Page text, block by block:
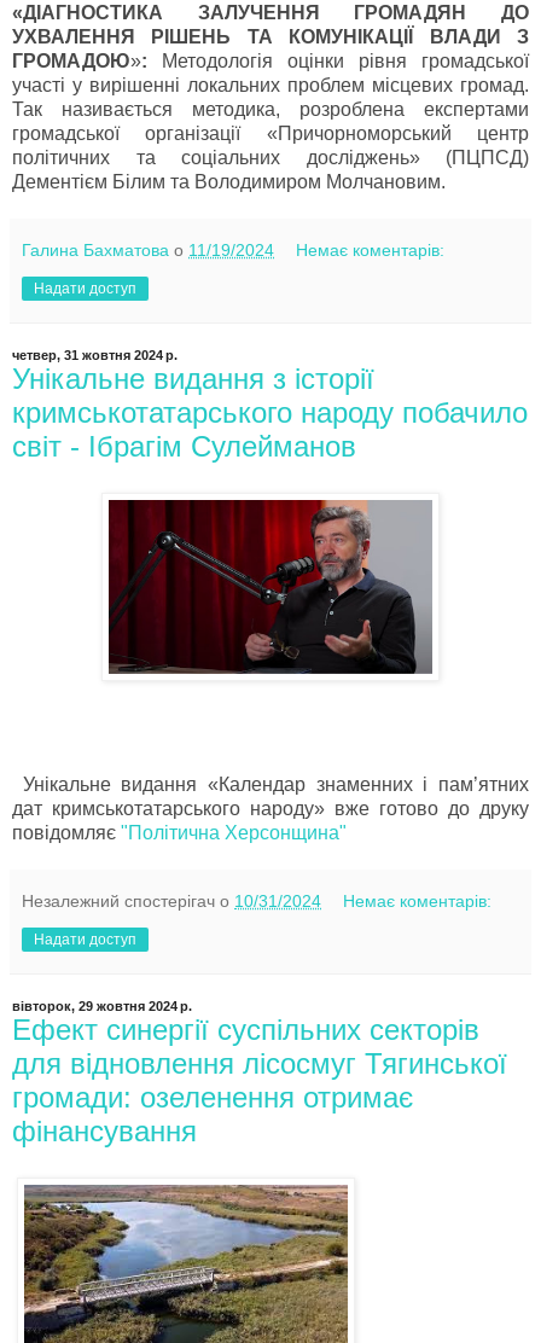
«ДІАГНОСТИКА ЗАЛУЧЕННЯ ГРОМАДЯН ДО
УХВАЛЕННЯ РІШЕНЬ ТА КОМУНІКАЦІЇ ВЛАДИ З
ГРОМАДОЮ»: Методологія оцінки рівня громадської
участі у вирішенні локальних проблем місцевих громад.
Так називається методика, розроблена експертами
громадської організації «Причорноморський центр
політичних та соціальних досліджень» (ПЦПСД)
Дементієм Білим та Володимиром Молчановим.
Галина Бахматова о 11/19/2024 Немає коментарів:
Надати доступ
четвер, 31 жовтня 2024 р.
Унікальне видання з історії
кримськотатарського народу побачило
світ - Ібрагім Сулейманов
Унікальне видання «Календар знаменних і пам’ятних
дат кримськотатарського народу» вже готово до друку
повідомляє "Політична Херсонщина"
Незалежний спостерігач о 10/31/2024 Немає коментарів:
Надати доступ
вівторок, 29 жовтня 2024 р.
Ефект синергії суспільних секторів
для відновлення лісосмуг Тягинської
громади: озеленення отримає
фінансування